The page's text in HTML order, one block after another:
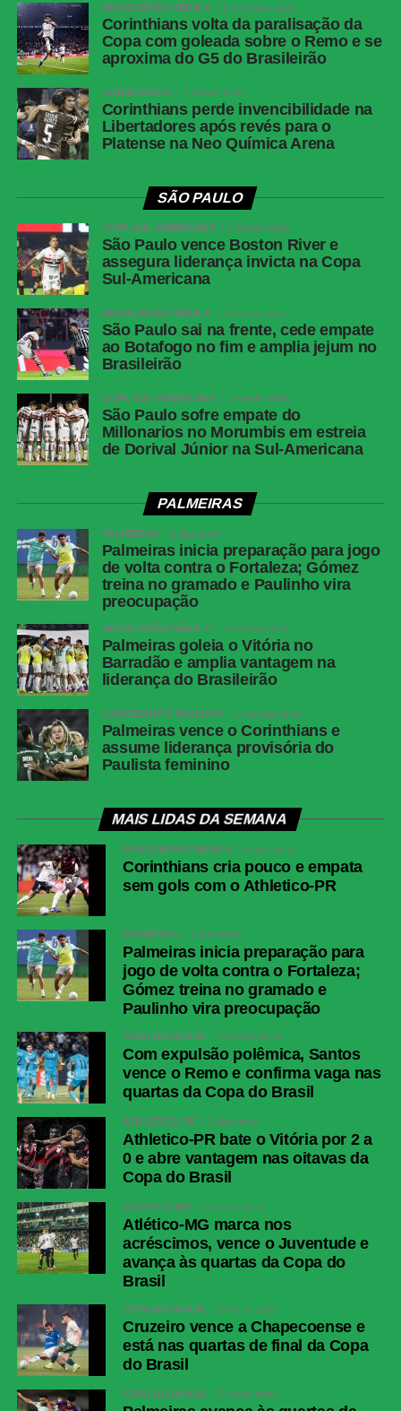
BRASILEIRÃO SÉRIE A 2 semanas atrás
Corinthians volta da paralisação da
Copa com goleada sobre o Remo e se
aproxima do G5 do Brasileirão
CORINTHIANS 2 meses atrás
Corinthians perde invencibilidade na
Libertadores após revés para o
Platense na Neo Química Arena
SÃO PAULO
COPA SUL-AMERICANA 2 meses atrás
São Paulo vence Boston River e
assegura liderança invicta na Copa
Sul-Americana
BRASILEIRÃO SÉRIE A 2 meses atrás
São Paulo sai na frente, cede empate
ao Botafogo no fim e amplia jejum no
Brasileirão
COPA SUL-AMERICANA 3 meses atrás
São Paulo sofre empate do
Millonarios no Morumbis em estreia
de Dorival Júnior na Sul-Americana
PALMEIRAS
PALMEIRAS 2 dias atrás
Palmeiras inicia preparação para jogo
de volta contra o Fortaleza; Gómez
treina no gramado e Paulinho vira
preocupação
BRASILEIRÃO SÉRIE A 1 semana atrás
Palmeiras goleia o Vitória no
Barradão e amplia vantagem na
liderança do Brasileirão
CAMPEONATO PAULISTA 1 semana atrás
Palmeiras vence o Corinthians e
assume liderança provisória do
Paulista feminino
MAIS LIDAS DA SEMANA
BRASILEIRÃO SÉRIE A 6 dias atrás
Corinthians cria pouco e empata
sem gols com o Athletico-PR
PALMEIRAS 2 dias atrás
Palmeiras inicia preparação para
jogo de volta contra o Fortaleza;
Gómez treina no gramado e
Paulinho vira preocupação
COPA DO BRASIL 23 horas atrás
Com expulsão polêmica, Santos
vence o Remo e confirma vaga nas
quartas da Copa do Brasil
ATHLETICO-PR 2 dias atrás
Athletico-PR bate o Vitória por 2 a
0 e abre vantagem nas oitavas da
Copa do Brasil
ATLÉTICO-MG 23 horas atrás
Atlético-MG marca nos
acréscimos, vence o Juventude e
avança às quartas da Copa do
Brasil
COPA DO BRASIL 5 horas atrás
Cruzeiro vence a Chapecoense e
está nas quartas de final da Copa
do Brasil
COPA DO BRASIL 5 horas atrás